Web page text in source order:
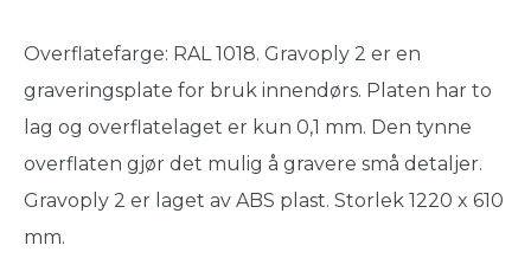
Overflatefarge: RAL 1018. Gravoply 2 er en
graveringsplate for bruk innendørs. Platen har to
lag og overflatelaget er kun 0,1 mm. Den tynne
overflaten gjør det mulig å gravere små detaljer.
Gravoply 2 er laget av ABS plast. Storlek 1220 x 610
mm.